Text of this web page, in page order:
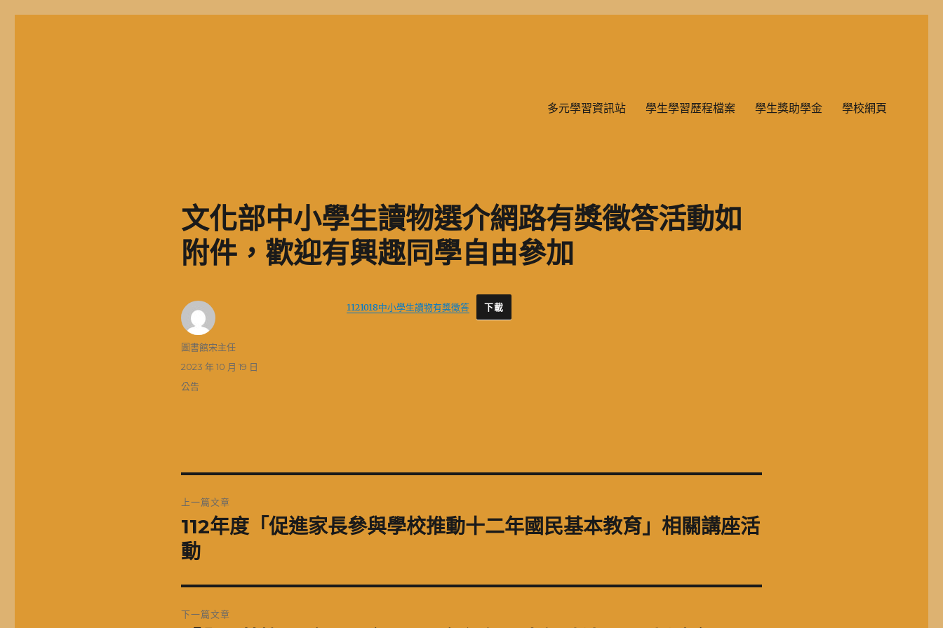
多元學習資訊站 學生學習歷程檔案 學生獎助學金 學校網頁
文化部中小學生讀物選介網路有獎徵答活動如
附件，歡迎有興趣同學自由參加
1121018中小學生讀物有獎徵答 下載
作
圖書館宋主任
發
佈
2023 年 10 月 19 日
分
公告
章
導
上一篇文章
上
一
篇
文
112年度「促進家長參與學校推動十二年國民基本教育」相關講座活
動
下一篇文章